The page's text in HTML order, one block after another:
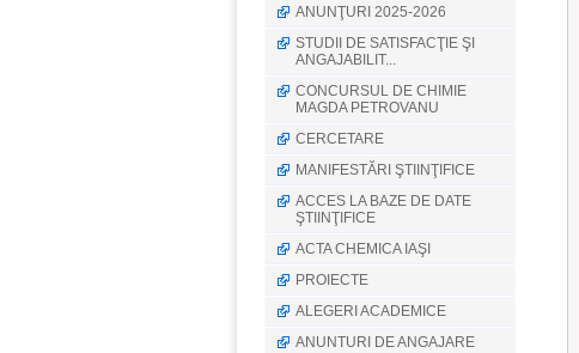
ANUNŢURI 2025-2026
STUDII DE SATISFACŢIE ŞI
ANGAJABILIT...
CONCURSUL DE CHIMIE
MAGDA PETROVANU
CERCETARE
MANIFESTĂRI ŞTIINŢIFICE
ACCES LA BAZE DE DATE
ŞTIINŢIFICE
ACTA CHEMICA IAŞI
PROIECTE
ALEGERI ACADEMICE
ANUNTURI DE ANGAJARE